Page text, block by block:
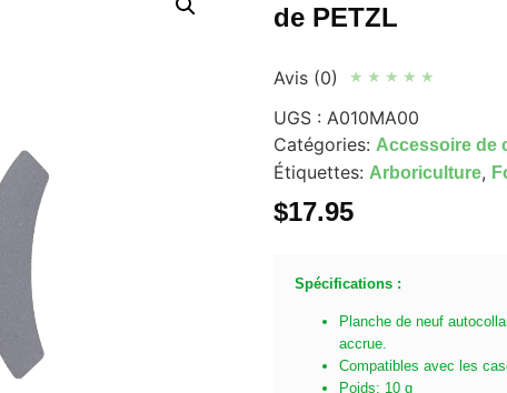
de PETZL
Avis (0) ★ ★ ★ ★ ★
UGS : A010MA00
Catégories: Accessoire de
Étiquettes: Arboriculture,
$17.95
Spécifications :
Planche de neuf
accrue.
Compatibles avec les
Poids: 10 g